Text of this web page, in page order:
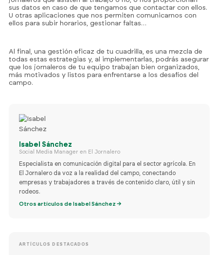
722 84 39
sus datos en caso de que tengamos que contactar con ellos.
U otras aplicaciones que nos permiten comunicarnos con
ellos para subir horarios, gestionar faltas…
Al final, una gestión eficaz de tu cuadrilla, es una mezcla de
todas estas estrategias y, al implementarlas, podrás asegurar
que los jornaleros de tu equipo trabajan bien organizados,
más motivados y listos para enfrentarse a los desafíos del
campo.
Isabel Sánchez
Social Media Manager en El Jornalero
Especialista en comunicación digital para el sector agrícola. En
El Jornalero da voz a la realidad del campo, conectando
empresas y trabajadores a través de contenido claro, útil y sin
rodeos.
Otros artículos de Isabel Sánchez →
ARTÍCULOS DESTACADOS